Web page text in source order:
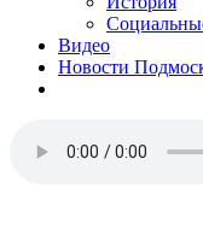
Видео
Новости